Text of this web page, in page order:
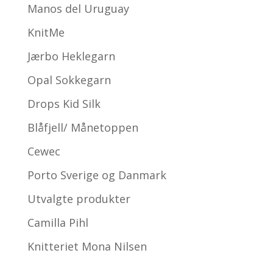
Manos del Uruguay
KnitMe
Jærbo Heklegarn
Opal Sokkegarn
Drops Kid Silk
Blåfjell/ Månetoppen
Cewec
Porto Sverige og Danmark
Utvalgte produkter
Camilla Pihl
Knitteriet Mona Nilsen